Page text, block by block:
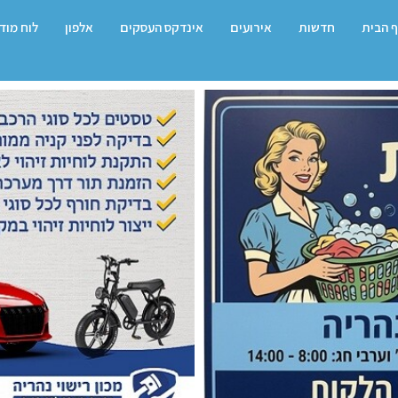
הבית חדשות אירועים אינדקס העסקים אלפון לוח